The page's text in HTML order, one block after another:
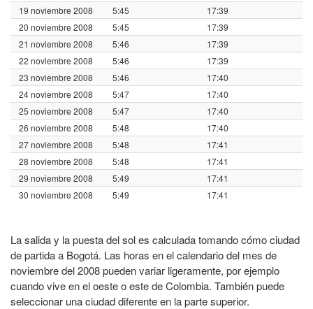
19 noviembre 2008
5:45
17:39
20 noviembre 2008
5:45
17:39
21 noviembre 2008
5:46
17:39
22 noviembre 2008
5:46
17:39
23 noviembre 2008
5:46
17:40
24 noviembre 2008
5:47
17:40
25 noviembre 2008
5:47
17:40
26 noviembre 2008
5:48
17:40
27 noviembre 2008
5:48
17:41
28 noviembre 2008
5:48
17:41
29 noviembre 2008
5:49
17:41
30 noviembre 2008
5:49 17:41
La salida y la puesta del sol es calculada tomando cómo ciudad
de partida a Bogotá. Las horas en el calendario del mes de
noviembre del 2008 pueden variar ligeramente, por ejemplo
cuando vive en el oeste o este de Colombia. También puede
seleccionar una ciudad diferente en la parte superior.